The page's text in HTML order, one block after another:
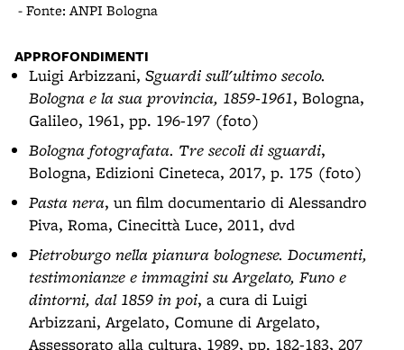
- Fonte: ANPI Bologna
APPROFONDIMENTI
Luigi Arbizzani, Sguardi sull'ultimo secolo.
Bologna e la sua provincia, 1859-1961, Bologna,
Galileo, 1961, pp. 196-197 (foto)
Bologna fotografata. Tre secoli di sguardi,
Bologna, Edizioni Cineteca, 2017, p. 175 (foto)
Pasta nera, un film documentario di Alessandro
Piva, Roma, Cinecittà Luce, 2011, dvd
Pietroburgo nella pianura bolognese. Documenti,
testimonianze e immagini su Argelato, Funo e
dintorni, dal 1859 in poi, a cura di Luigi
Arbizzani, Argelato, Comune di Argelato,
Assessorato alla cultura, 1989, pp. 182-183, 207